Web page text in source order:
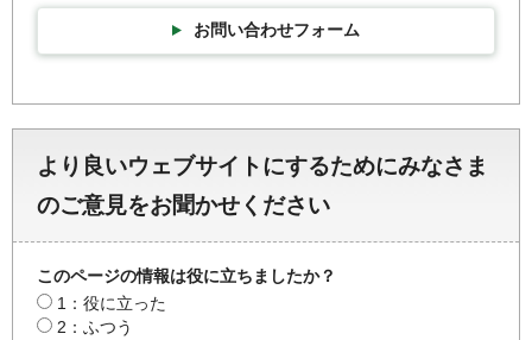
お問い合わせフォーム
より良いウェブサイトにするためにみなさま
のご意見をお聞かせください
このページの情報は役に立ちましたか？
1：役に立った
2：ふつう